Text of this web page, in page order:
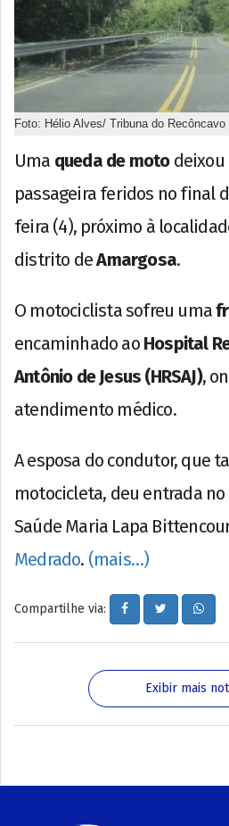
Foto: Hélio Alves/ Tribuna do Recôncavo
Uma queda de motodeixou
passageira feridos no final
feira (4), próximo à
distrito deAmargosa.
O motociclista sofreu uma
encaminhado ao Hospital
Antônio de Jesus (HRSAJ),
atendimento médico.
A esposa do condutor, que
motocicleta, deu entrada
Saúde Maria Lapa
Medrado. (mais…)
Compartilhe via:
Exibir mais